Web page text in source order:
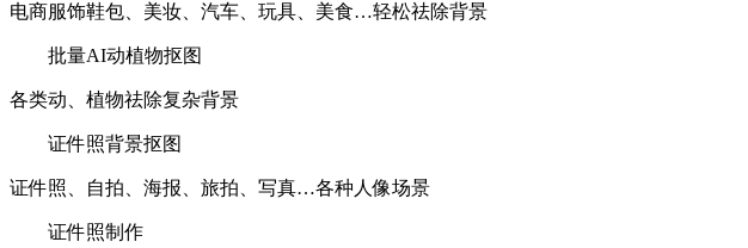
电商服饰鞋包、美妆、汽车、玩具、美食…轻松祛除背景
批量AI动植物抠图
各类动、植物祛除复杂背景
证件照背景抠图
证件照、自拍、海报、旅拍、写真…各种人像场景
证件照制作